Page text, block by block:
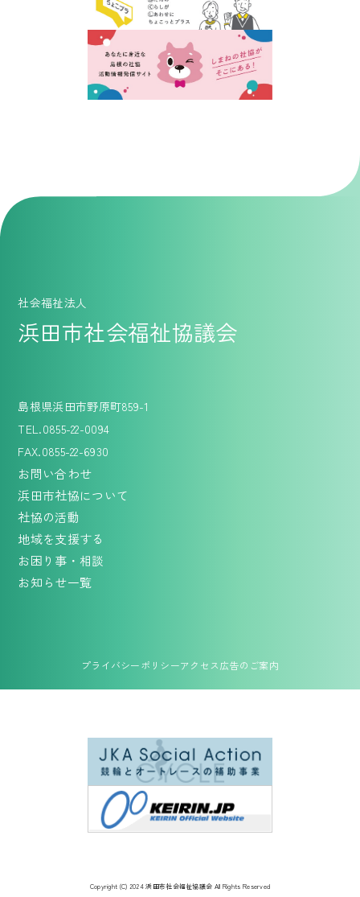
社会福祉法人
浜田市社会福祉協議会
島根県浜田市野原町859-1
TEL.0855-22-0094
FAX.0855-22-6930
お知らせ一覧
お困り事・相談
地域を支援する
社協の活動
浜田市社協について
お問い合わせ
プライバシーポリシーアクセス広告のご案内
Copyright (C) 2024 浜田市社会福祉協議会 All Rights Reserved